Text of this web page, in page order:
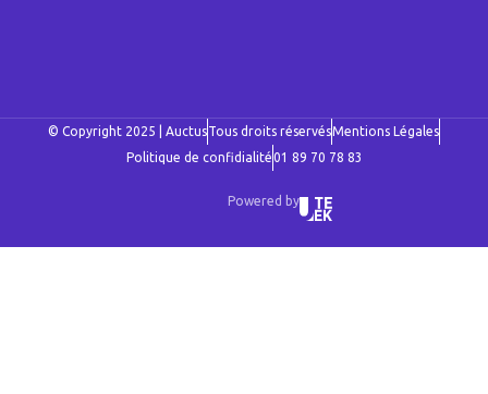
© Copyright 2025 | AuctusTous droits réservésMentions Légales
Politique de confidialité01 89 70 78 83
Powered by